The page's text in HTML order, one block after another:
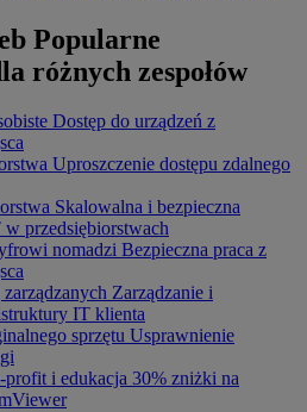
Popularne
różnych zespołów
Dostęp do urządzeń z
Uproszczenie dostępu zdalnego
Skalowalna i bezpieczna
przedsiębiorstwach
nomadzi Bezpieczna praca z
Zarządzanie i
IT klienta
sprzętu Usprawnienie
profit i edukacja 30% zniżki na